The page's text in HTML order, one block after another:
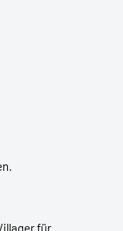
für